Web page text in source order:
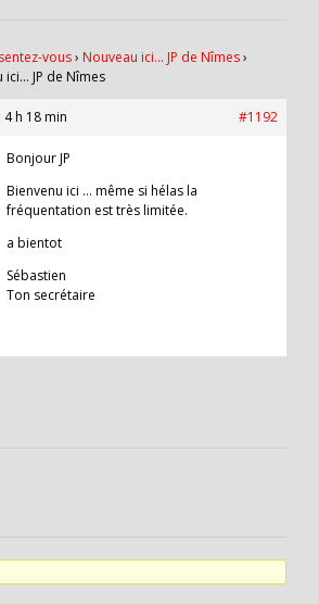
vous› Nouveau ici… JP de Nîmes›
ici… JP de Nîmes
h 18 min
#1192
Bonjour JP
Bienvenu ici … même si hélas la
fréquentation est très limitée.
a bientot
Sébastien
Ton secrétaire